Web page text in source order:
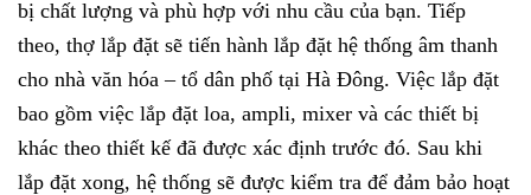
bị chất lượng và phù hợp với nhu cầu của bạn. Tiếp
theo, thợ lắp đặt sẽ tiến hành lắp đặt hệ thống âm thanh
cho nhà văn hóa – tổ dân phố tại Hà Đông. Việc lắp đặt
bao gồm việc lắp đặt loa, ampli, mixer và các thiết bị
khác theo thiết kế đã được xác định trước đó. Sau khi
lắp đặt xong, hệ thống sẽ được kiểm tra để đảm bảo hoạt